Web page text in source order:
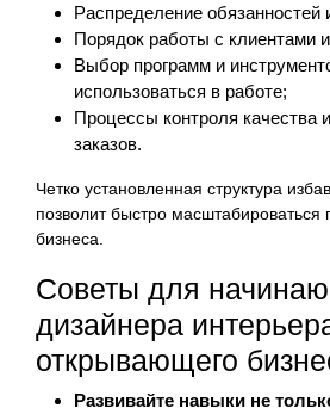
Распределение обязанностей
Порядок работы с клиентами
Выбор программ и
использоваться в работе;
Процессы контроля качества
заказов.
Четко установленная структура
позволит быстро масштабироваться
бизнеса.
Советы для
дизайнера
открывающего
Развивайте навыки не